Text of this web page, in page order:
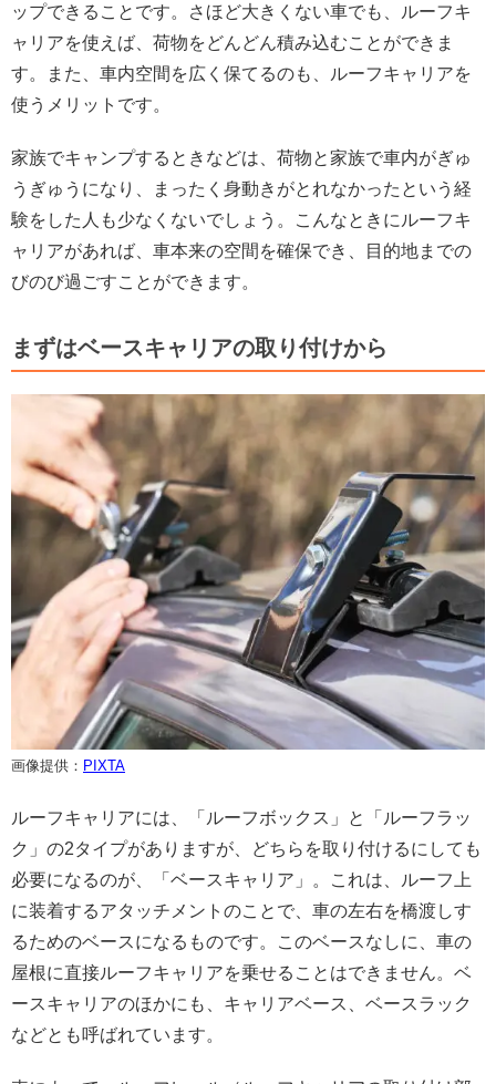
ップできることです。さほど大きくない車でも、ルーフキ
ャリアを使えば、荷物をどんどん積み込むことができま
す。また、車内空間を広く保てるのも、ルーフキャリアを
使うメリットです。
家族でキャンプするときなどは、荷物と家族で車内がぎゅ
うぎゅうになり、まったく身動きがとれなかったという経
験をした人も少なくないでしょう。こんなときにルーフキ
ャリアがあれば、車本来の空間を確保でき、目的地までの
びのび過ごすことができます。
まずはベースキャリアの取り付けから
画像提供： PIXTA
ルーフキャリアには、「ルーフボックス」と「ルーフラッ
ク」の2タイプがありますが、どちらを取り付けるにしても
必要になるのが、「ベースキャリア」。これは、ルーフ上
に装着するアタッチメントのことで、車の左右を橋渡しす
るためのベースになるものです。このベースなしに、車の
屋根に直接ルーフキャリアを乗せることはできません。ベ
ースキャリアのほかにも、キャリアベース、ベースラック
などとも呼ばれています。